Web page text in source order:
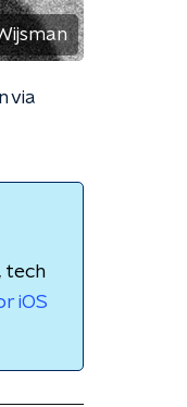
via
tech
iOS